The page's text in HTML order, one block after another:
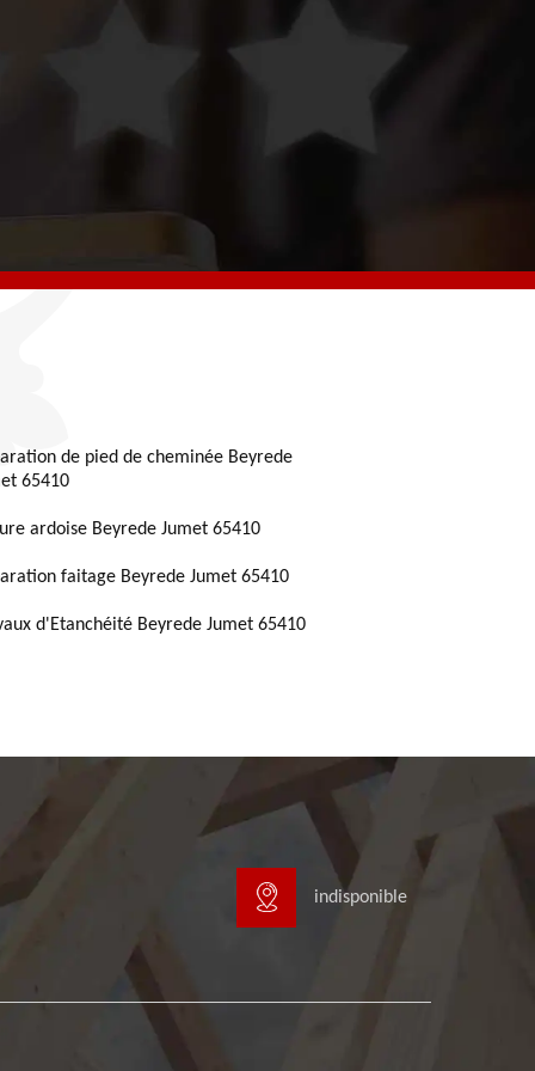
de pied de cheminée Beyrede
65410
ardoise Beyrede Jumet 65410
faitage Beyrede Jumet 65410
d'Etanchéité Beyrede Jumet 65410
indisponible